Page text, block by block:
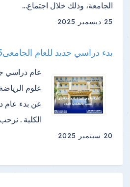
الجامعة، وذلك خلال اجتماع…
25 ديسمبر 2025
بدء دراسي جديد للعام الجامعى2026/2025م
عام دراسي
علوم
عن بدء عام
الكلية .
20 سبتمبر 2025